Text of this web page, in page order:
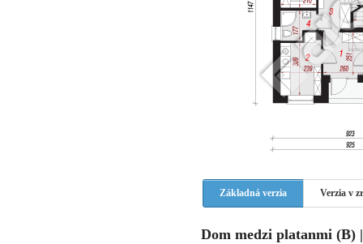
Základná verzia Verzia v
Dom medzi platanmi (B)